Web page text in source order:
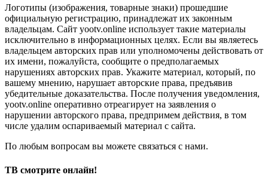
Логотипы (изображения, товарные знаки) прошедшие
официальную регистрацию, принадлежат их законным
владельцам. Сайт yootv.online использует такие материалы
исключительно в информационных целях. Если вы являетесь
владельцем авторских прав или уполномочены действовать от
их имени, пожалуйста, сообщите о предполагаемых
нарушениях авторских прав. Укажите материал, который, по
вашему мнению, нарушает авторские права, предъявив
убедительные доказательства. После получения уведомления,
yootv.online оперативно отреагирует на заявления о
нарушении авторского права, предпримем действия, в том
числе удалим оспариваемый материал с сайта.
По любым вопросам вы можете связаться с нами.
ТВ смотрите онлайн!